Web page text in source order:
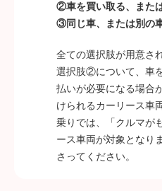
②車を買い取る、また
③同じ車、または別の
全ての選択肢が用意さ
選択肢②について、車
払いが必要になる場合
けられるカーリース車
乗りでは、「クルマが
ース車両が対象となり
さってください。